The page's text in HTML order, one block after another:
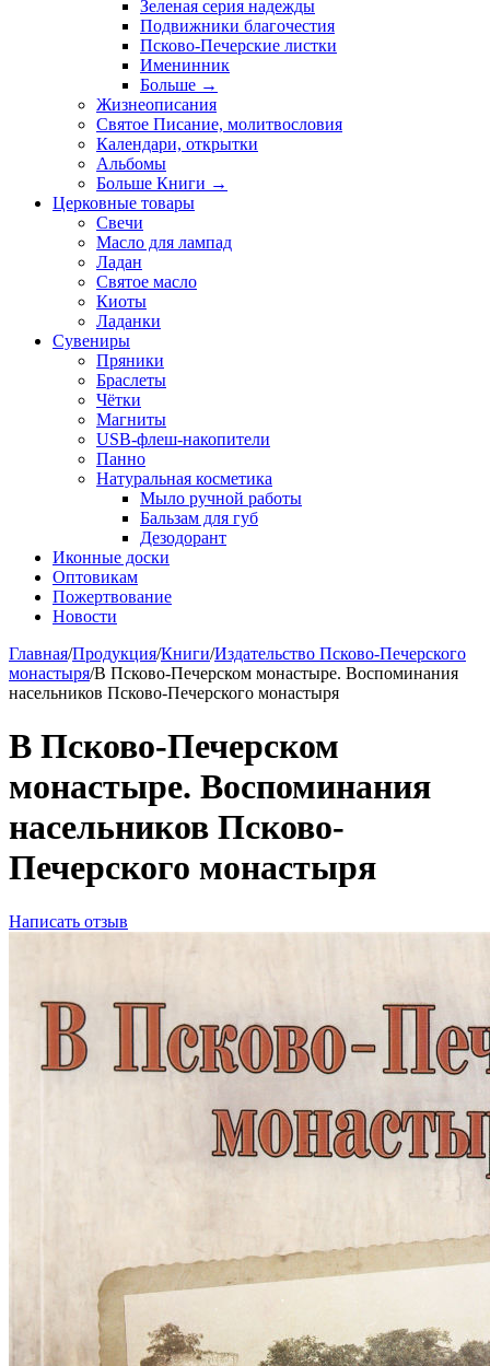
Зеленая серия надежды
Подвижники благочестия
Псково-Печерские листки
Именинник
Больше →
Жизнеописания
Святое Писание, молитвословия
Календари, открытки
Альбомы
Больше Книги →
Церковные товары
Свечи
Масло для лампад
Ладан
Святое масло
Киоты
Ладанки
Сувениры
Пряники
Браслеты
Чётки
Магниты
USB-флеш-накопители
Панно
Натуральная косметика
Мыло ручной работы
Бальзам для губ
Дезодорант
Иконные доски
Оптовикам
Пожертвование
Новости
Главная/Продукция/Книги/Издательство Псково-Печерского
монастыря/В Псково-Печерском монастыре. Воспоминания
насельников Псково-Печерского монастыря
В Псково-Печерском
монастыре. Воспоминания
насельников Псково-
Печерского монастыря
Написать отзыв